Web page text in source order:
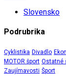
Slovensko
Podrubrika
Cyklistika Divadlo
MOTOR šport Ostatné
Zaujímavosti Šport